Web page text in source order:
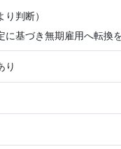
判断）
に基づき無期雇用へ転換
り